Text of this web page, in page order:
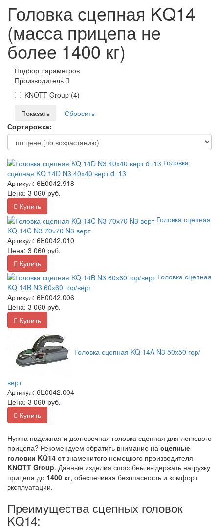
Головка сцепная KQ14
(масса прицепа не
более 1400 кг)
Подбор параметров
Производитель
KNOTT Group (4)
Сортировка:
Головка
сцепная KQ 14D N3 40х40 верт d=13
Артикул: 6E0042.918
Цена: 3 060 руб.
Купить
Головка сцепная
KQ 14C N3 70х70 N3 верт
Артикул: 6E0042.010
Цена: 3 060 руб.
Купить
Головка сцепная
KQ 14B N3 60х60 гор/верт
Артикул: 6E0042.006
Цена: 3 060 руб.
Купить
Головка сцепная KQ 14A N3 50х50 гор/
верт
Артикул: 6E0042.004
Цена: 3 060 руб.
Купить
Нужна надёжная и долговечная головка сцепная для легкового
прицепа? Рекомендуем обратить внимание на сцепные
головки KQ14 от знаменитого немецкого производителя
KNOTT Group. Данные изделия способны выдержать нагрузку
прицепа до 1400 кг, обеспечивая безопасность и комфорт
эксплуатации.
Преимущества сцепных головок
KQ14: